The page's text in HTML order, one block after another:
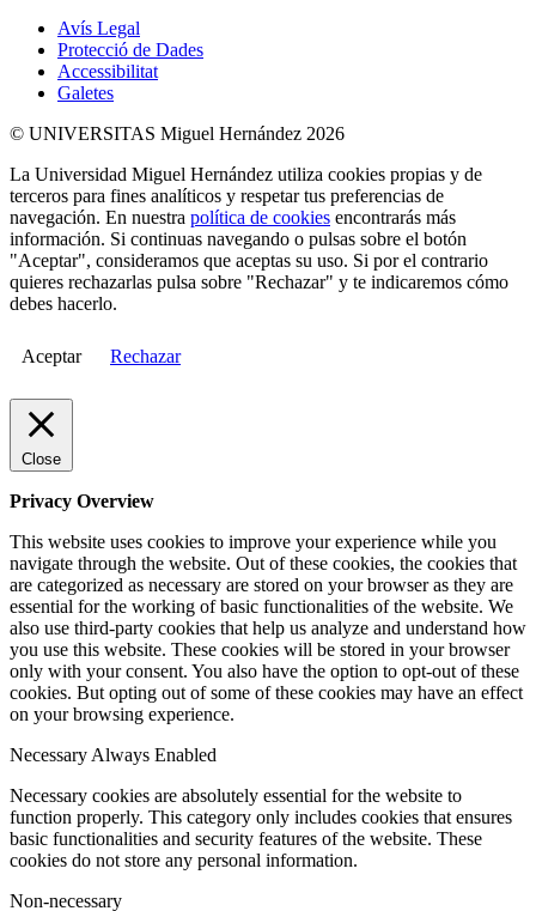
Avís Legal
Protecció de Dades
Accessibilitat
Galetes
© UNIVERSITAS Miguel Hernández 2026
La Universidad Miguel Hernández utiliza cookies propias y de
terceros para fines analíticos y respetar tus preferencias de
navegación. En nuestra política de cookies encontrarás más
información. Si continuas navegando o pulsas sobre el botón
"Aceptar", consideramos que aceptas su uso. Si por el contrario
quieres rechazarlas pulsa sobre "Rechazar" y te indicaremos cómo
debes hacerlo.
Aceptar Rechazar
Close
Privacy Overview
This website uses cookies to improve your experience while you
navigate through the website. Out of these cookies, the cookies that
are categorized as necessary are stored on your browser as they are
essential for the working of basic functionalities of the website. We
also use third-party cookies that help us analyze and understand how
you use this website. These cookies will be stored in your browser
only with your consent. You also have the option to opt-out of these
cookies. But opting out of some of these cookies may have an effect
on your browsing experience.
Necessary Always Enabled
Necessary cookies are absolutely essential for the website to
function properly. This category only includes cookies that ensures
basic functionalities and security features of the website. These
cookies do not store any personal information.
Non-necessary